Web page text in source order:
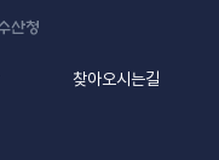
찾아오시는길